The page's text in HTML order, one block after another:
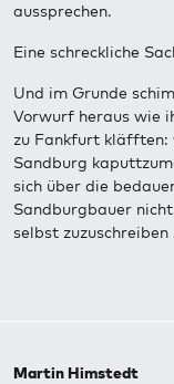
aussprechen.
Eine schreckliche
Und im Grunde
Vorwurf heraus wie
zu Fankfurt kläfften:
Sandburg
sich über die
Sandburgbauer
selbst
Martin Himstedt